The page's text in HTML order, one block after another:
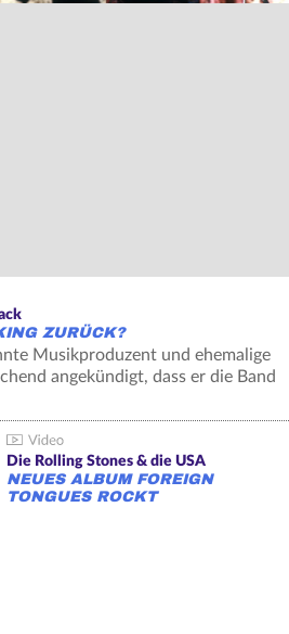
ZURÜCK?
Musikproduzent und ehemalige
angekündigt, dass er die Band
Die Rolling Stones & die USA
NEUES ALBUM FOREIGN
TONGUES ROCKT